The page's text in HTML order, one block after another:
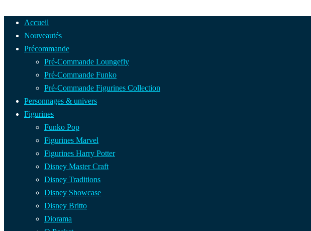
Accueil
Nouveautés
Précommande
Pré-Commande Loungefly
Pré-Commande Funko
Pré-Commande Figurines Collection
Personnages & univers
Figurines
Funko Pop
Figurines Marvel
Figurines Harry Potter
Disney Master Craft
Disney Traditions
Disney Showcase
Disney Britto
Diorama